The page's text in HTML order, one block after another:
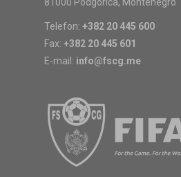
Telefon: +382 20 445 600
Fax: +382 20 445 601
E-mail: info@fscg.me